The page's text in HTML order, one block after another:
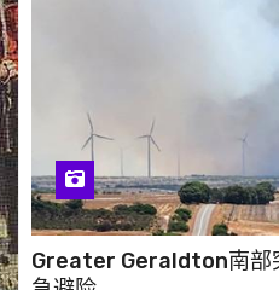
Greater Geraldton南部